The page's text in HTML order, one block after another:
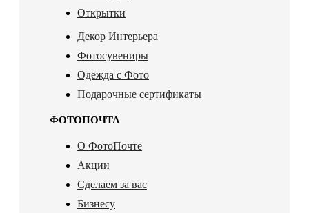
Открытки
Декор Интерьера
Фотосувениры
Одежда с Фото
Подарочные сертификаты
ФОТОПОЧТА
О ФотоПочте
Акции
Сделаем за вас
Бизнесу